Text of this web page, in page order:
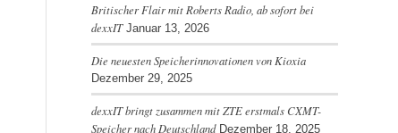
Britischer Flair mit Roberts Radio, ab sofort bei
dexxIT Januar 13, 2026
Die neuesten Speicherinnovationen von Kioxia
Dezember 29, 2025
dexxIT bringt zusammen mit ZTE erstmals CXMT-
Speicher nach Deutschland Dezember 18, 2025